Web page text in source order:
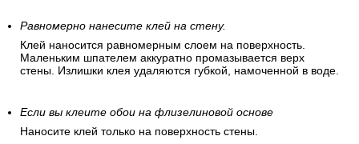
Равномерно нанесите клей на стену.
Клей наносится равномерным слоем на поверхность.
Маленьким шпателем аккуратно промазывается верх
стены. Излишки клея удаляются губкой, намоченной в воде.
Если вы клеите обои на флизелиновой основе
Наносите клей только на поверхность стены.